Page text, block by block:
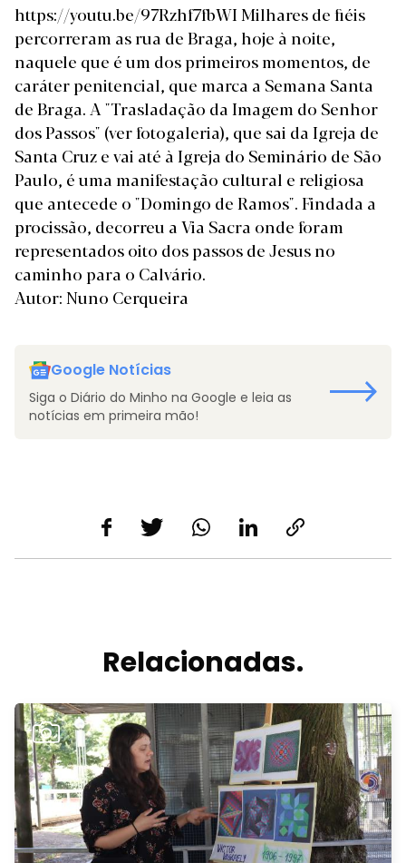
https://youtu.be/97Rzhf7fbWI Milhares de fiéis
percorreram as rua de Braga, hoje à noite,
naquele que é um dos primeiros momentos, de
caráter penitencial, que marca a Semana Santa
de Braga. A "Trasladação da Imagem do Senhor
dos Passos" (ver fotogaleria), que sai da Igreja de
Santa Cruz e vai até à Igreja do Seminário de São
Paulo, é uma manifestação cultural e religiosa
que antecede o "Domingo de Ramos". Findada a
procissão, decorreu a Via Sacra onde foram
representados oito dos passos de Jesus no
caminho para o Calvário.
Autor: Nuno Cerqueira
Google Notícias
Siga o Diário do Minho na Google e leia as
notícias em primeira mão!
Relacionadas.